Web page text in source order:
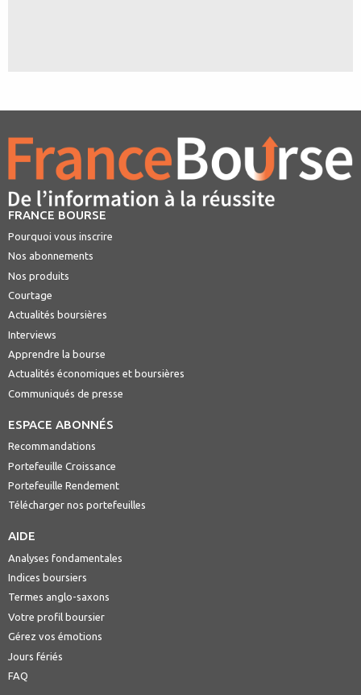
FRANCE BOURSE
Pourquoi vous inscrire
Nos abonnements
Nos produits
Courtage
Actualités boursières
Interviews
Apprendre la bourse
Actualités économiques et boursières
Communiqués de presse
ESPACE ABONNÉS
Recommandations
Portefeuille Croissance
Portefeuille Rendement
Télécharger nos portefeuilles
AIDE
Analyses fondamentales
Indices boursiers
Termes anglo-saxons
Votre profil boursier
Gérez vos émotions
Jours fériés
FAQ